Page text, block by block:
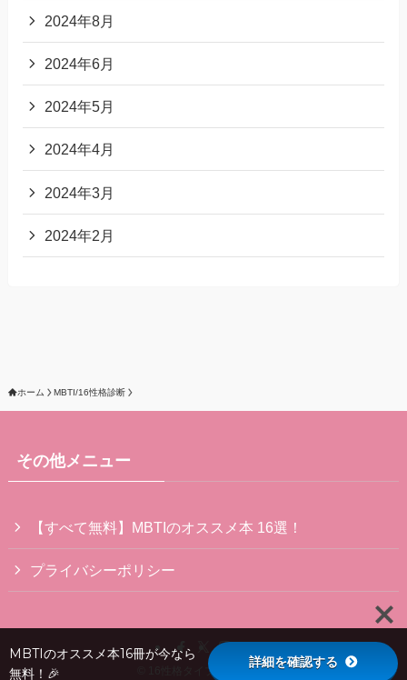
2024年8月
2024年6月
2024年5月
2024年4月
2024年3月
2024年2月
ホーム MBTI/16性格診断
その他メニュー
【すべて無料】MBTIのオススメ本 16選！
プライバシーポリシー
16性格タイプ診断まとめ
MBTIのオススメ本16冊が今なら
無料！🎉
詳細を確認する